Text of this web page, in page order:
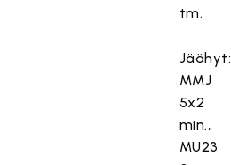
tm.
Jäähyt:
MMJ
5x2
min.,
MU23